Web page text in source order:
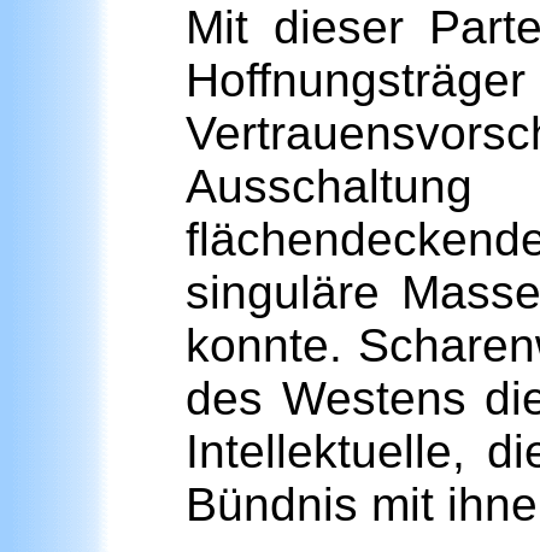
Mit dieser
singuläre
konnte.
des Westens
Intellektuelle,
Bündnis mit